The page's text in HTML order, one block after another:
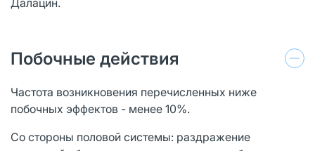
Побочные действия
Частота возникновения перечисленных ниже
побочных эффектов - менее 10%.
Со стороны половой системы: раздражение